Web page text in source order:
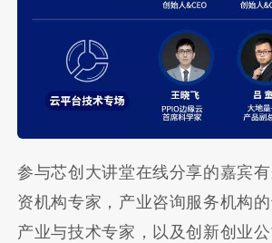
参与芯创大讲堂在线分享的嘉宾
资机构专家，产业咨询服务机构
产业与技术专家，以及创新创业